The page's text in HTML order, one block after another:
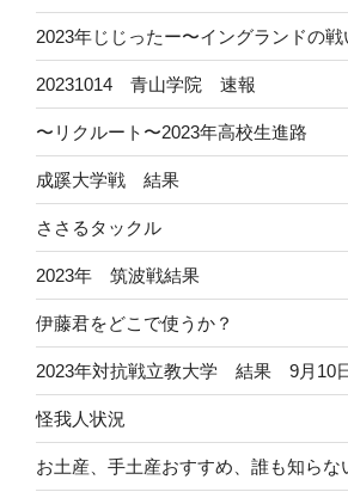
2023年じじったー〜イングランドの戦
20231014 青山学院 速報
〜リクルート〜2023年高校生進路
成蹊大学戦 結果
ささるタックル
2023年 筑波戦結果
伊藤君をどこで使うか？
2023年対抗戦立教大学 結果 9月10
怪我人状況
お土産、手土産おすすめ、誰も知らな